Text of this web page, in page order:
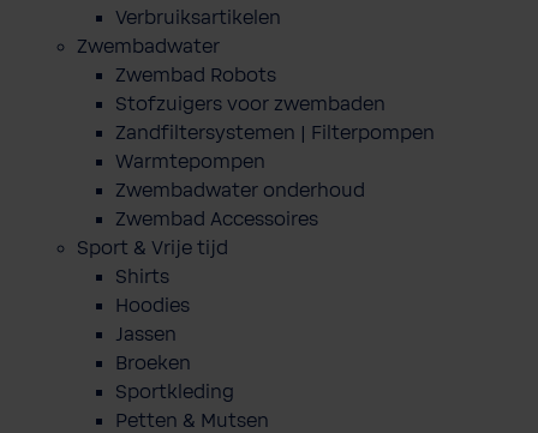
Verbruiksartikelen
Zwembadwater
Zwembad Robots
Stofzuigers voor zwembaden
Zandfiltersystemen | Filterpompen
Warmtepompen
Zwembadwater onderhoud
Zwembad Accessoires
Sport & Vrije tijd
Shirts
Hoodies
Jassen
Broeken
Sportkleding
Petten & Mutsen